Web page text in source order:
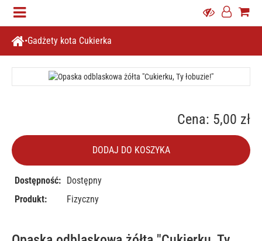
Gadżety kota Cukierka
Cena: 5,00 zł
DODAJ DO KOSZYKA
Dostępność: Dostępny
Produkt:
Fizyczny